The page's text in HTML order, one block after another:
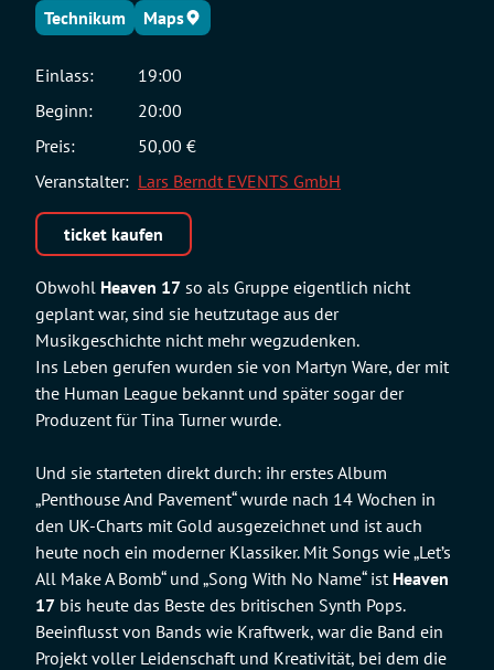
Obwohl Heaven 17 so als Gruppe eigentlich nicht
geplant war, sind sie heutzutage aus der
Musikgeschichte nicht mehr wegzudenken.
Ins Leben gerufen wurden sie von Martyn Ware, der mit
the Human League bekannt und später sogar der
Produzent für Tina Turner wurde.
Und sie starteten direkt durch: ihr erstes Album
„Penthouse And Pavement“ wurde nach 14 Wochen in
den UK-Charts mit Gold ausgezeichnet und ist auch
heute noch ein moderner Klassiker. Mit Songs wie „Let’s
All Make A Bomb“ und „Song With No Name“ ist Heaven
17 bis heute das Beste des britischen Synth Pops.
Beeinflusst von Bands wie Kraftwerk, war die Band ein
Projekt voller Leidenschaft und Kreativität, bei dem die
Technikum Maps
Einlass:
19:00
Beginn:
20:00
Preis:
50,00 €
Veranstalter: Lars Berndt EVENTS GmbH
ticket kaufen